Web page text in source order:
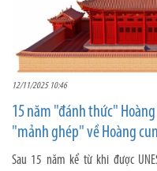
12/11/2025 10:46
15 năm "đánh thức"
"mảnh ghép" về Hoàng
Sau 15 năm kể từ khi được